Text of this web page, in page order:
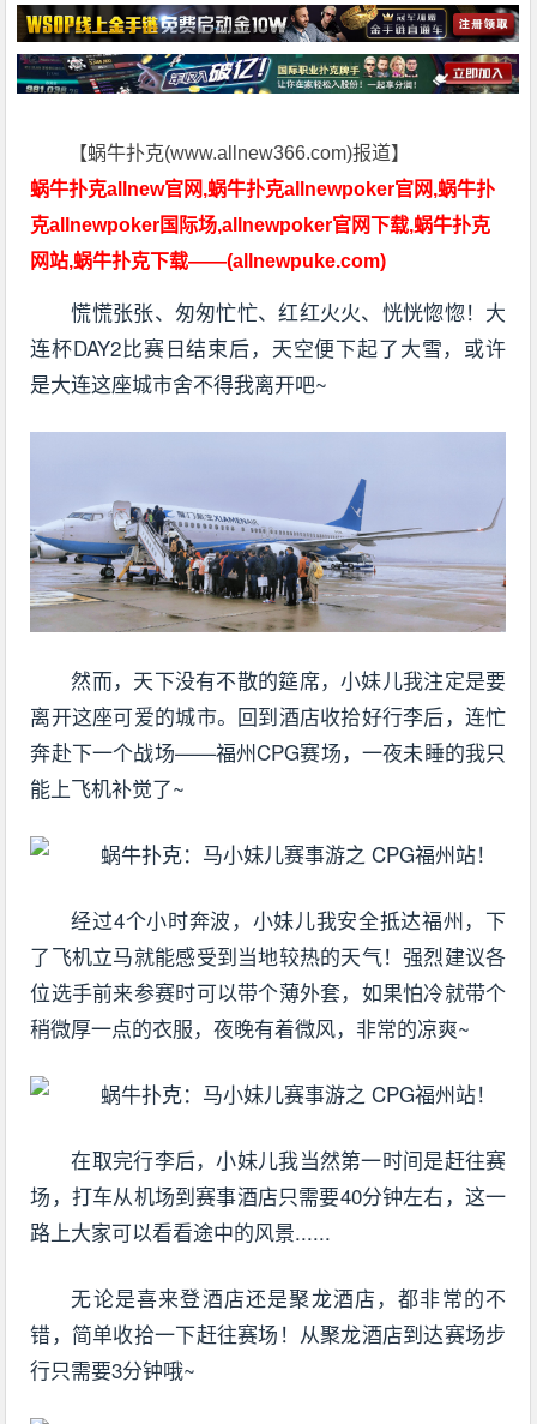
【蜗牛扑克(www.allnew366.com)报道】
蜗牛扑克allnew官网,蜗牛扑克allnewpoker官网,蜗牛扑
克allnewpoker国际场,allnewpoker官网下载,蜗牛扑克
网站,蜗牛扑克下载——(allnewpuke.com)
慌慌张张、匆匆忙忙、红红火火、恍恍惚惚！大
连杯DAY2比赛日结束后，天空便下起了大雪，或许
是大连这座城市舍不得我离开吧~
然而，天下没有不散的筵席，小妹儿我注定是要
离开这座可爱的城市。回到酒店收拾好行李后，连忙
奔赴下一个战场——福州CPG赛场，一夜未睡的我只
能上飞机补觉了~
经过4个小时奔波，小妹儿我安全抵达福州，下
了飞机立马就能感受到当地较热的天气！强烈建议各
位选手前来参赛时可以带个薄外套，如果怕冷就带个
稍微厚一点的衣服，夜晚有着微风，非常的凉爽~
在取完行李后，小妹儿我当然第一时间是赶往赛
场，打车从机场到赛事酒店只需要40分钟左右，这一
路上大家可以看看途中的风景......
无论是喜来登酒店还是聚龙酒店，都非常的不
错，简单收拾一下赶往赛场！从聚龙酒店到达赛场步
行只需要3分钟哦~